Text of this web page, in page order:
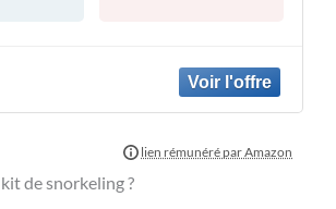
kit de snorkeling ?